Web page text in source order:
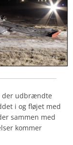
der udbrændte
i og fløjet med
sammen med
kommer